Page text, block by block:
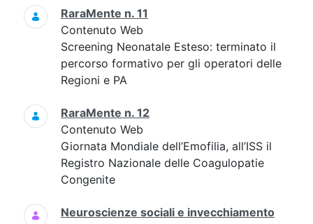
RaraMente n. 11
Contenuto Web
Screening Neonatale Esteso: terminato il
percorso formativo per gli operatori delle
Regioni e PA
RaraMente n. 12
Contenuto Web
Giornata Mondiale dell’Emofilia, all’ISS il
Registro Nazionale delle Coagulopatie
Congenite
Neuroscienze sociali e invecchiamento